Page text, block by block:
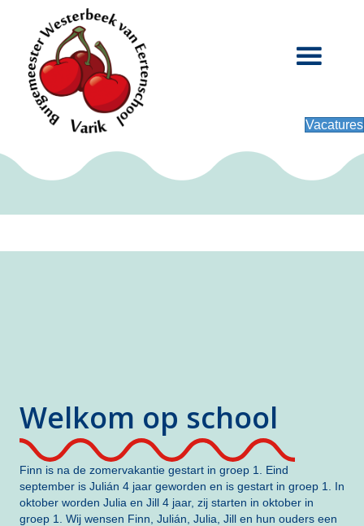
Vacatures
Welkom op school
Finn is na de zomervakantie gestart in groep 1. Eind
september is Julián 4 jaar geworden en is gestart in groep 1. In
oktober worden Julia en Jill 4 jaar, zij starten in oktober in
groep 1. Wij wensen Finn, Julián, Julia, Jill en hun ouders een